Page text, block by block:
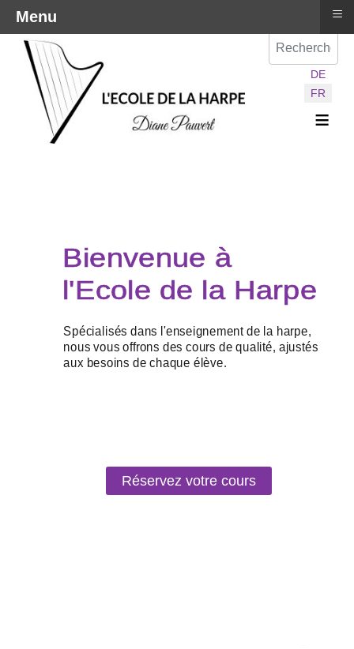
Sélectionnez
DE
FR
≡
Réservez votre cours
Menu ≡